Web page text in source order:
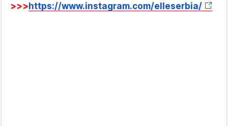
>>>https://www.instagram.com/elleserbia/